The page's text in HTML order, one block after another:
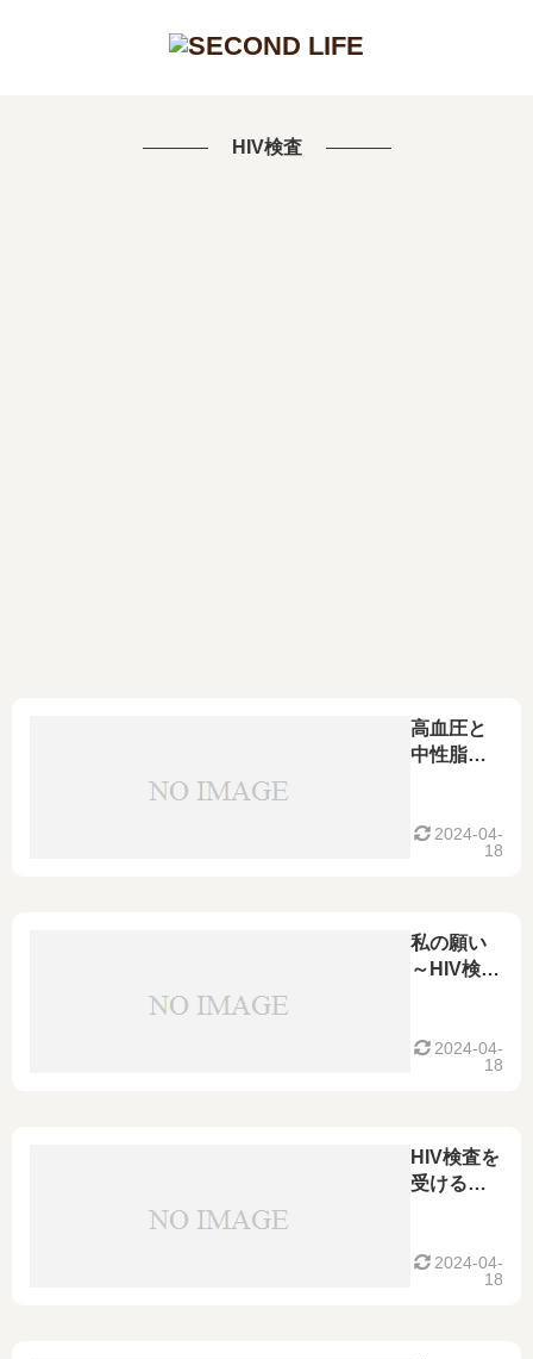
HIV検査
高血圧と
中性脂肪
2024-04-
18
私の願い
～HIV検査
た方へ伝
えたいこ
2024-04-
18
HIV検査を
受ける勇
るお問い
合わせへ
2024-04-
18